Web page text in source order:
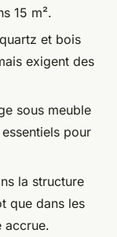
15 m².
et bois
exigent des
sous meuble
pour
la structure
que dans les
accrue.